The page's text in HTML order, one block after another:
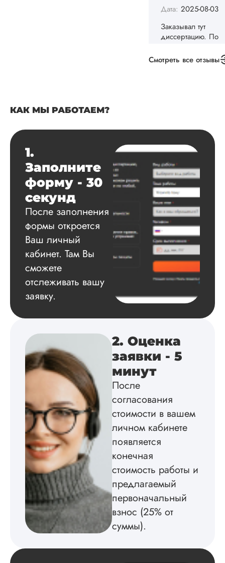
Читать полный
Данила
спасибо за
литературу,
оформил и провел
подробное
экспериментов,
которые сам же и
провел. Спасибо
содействие, буду и
дальше заказывать
работы здесь.
Вика
Дата:2025-02-19
Диссертацию
самостоятельно
обосновал
методологию
по результатам
исследования.
Благодарна.
Смотреть все отзывы
КАК МЫ РАБОТАЕМ?
1.
Заполните
форму - 30
секунд
После заполнения
формы откроется
Ваш личный
кабинет. Там Вы
сможете
отслеживать вашу
заявку.
2. Оценка
заявки - 5
минут
После
согласования
стоимости в вашем
личном кабинете
появляется
конечная
стоимость работы и
предлагаемый
первоначальный
взнос (25% от
суммы).